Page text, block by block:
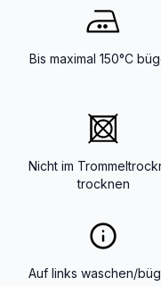
Bis maximal 150°C
Nicht im
trocknen
Auf links waschen/